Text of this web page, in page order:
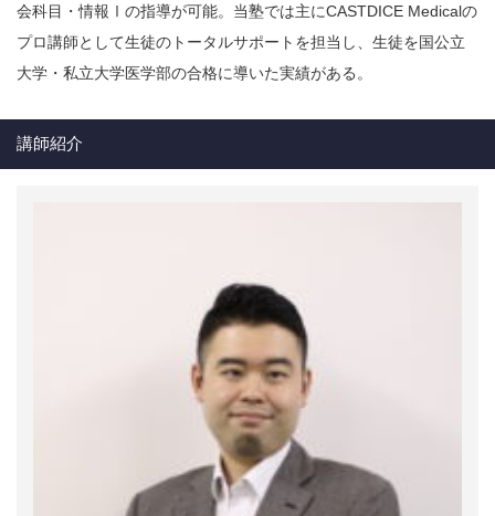
会科目・情報Ⅰの指導が可能。当塾では主にCASTDICE Medicalの
プロ講師として生徒のトータルサポートを担当し、生徒を国公立
大学・私立大学医学部の合格に導いた実績がある。
講師紹介